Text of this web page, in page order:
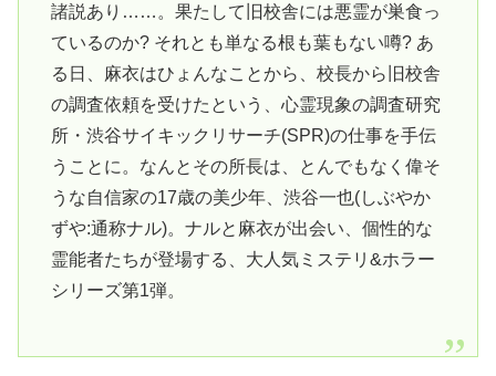
諸説あり……。果たして旧校舎には悪霊が巣食っ
ているのか? それとも単なる根も葉もない噂? あ
る日、麻衣はひょんなことから、校長から旧校舎
の調査依頼を受けたという、心霊現象の調査研究
所・渋谷サイキックリサーチ(SPR)の仕事を手伝
うことに。なんとその所長は、とんでもなく偉そ
うな自信家の17歳の美少年、渋谷一也(しぶやか
ずや:通称ナル)。ナルと麻衣が出会い、個性的な
霊能者たちが登場する、大人気ミステリ&ホラー
シリーズ第1弾。